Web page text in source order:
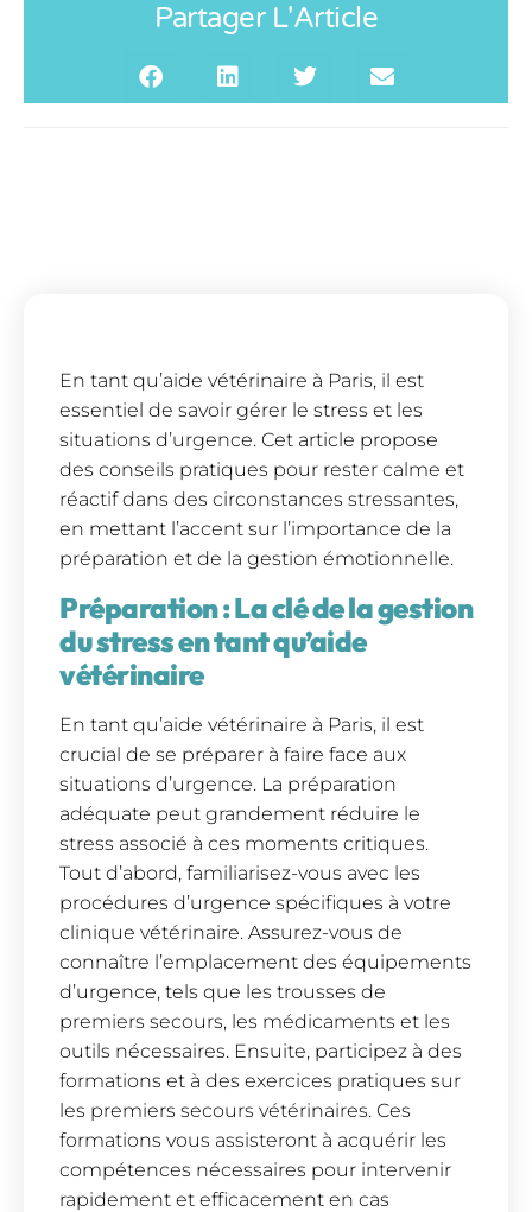
Partager L'Article
En tant qu’aide vétérinaire à Paris, il est
essentiel de savoir gérer le stress et les
situations d’urgence. Cet article propose
des conseils pratiques pour rester calme et
réactif dans des circonstances stressantes,
en mettant l’accent sur l’importance de la
préparation et de la gestion émotionnelle.
Préparation : La clé de la gestion
du stress en tant qu’aide
vétérinaire
En tant qu’aide vétérinaire à Paris, il est
crucial de se préparer à faire face aux
situations d’urgence. La préparation
adéquate peut grandement réduire le
stress associé à ces moments critiques.
Tout d’abord, familiarisez-vous avec les
procédures d’urgence spécifiques à votre
clinique vétérinaire. Assurez-vous de
connaître l’emplacement des équipements
d’urgence, tels que les trousses de
premiers secours, les médicaments et les
outils nécessaires. Ensuite, participez à des
formations et à des exercices pratiques sur
les premiers secours vétérinaires. Ces
formations vous assisteront à acquérir les
compétences nécessaires pour intervenir
rapidement et efficacement en cas